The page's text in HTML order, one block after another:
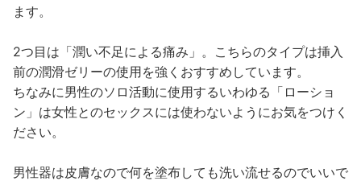
ます。
2つ目は「潤い不足による痛み」。こちらのタイプは挿入
前の潤滑ゼリーの使用を強くおすすめしています。
ちなみに男性のソロ活動に使用するいわゆる「ローショ
ン」は女性とのセックスには使わないようにお気をつけく
ださい。
男性器は皮膚なので何を塗布しても洗い流せるのでいいで